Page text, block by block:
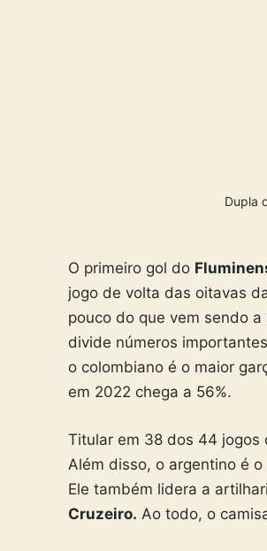
Dupla
O primeiro gol do
jogo de volta das oitavas
pouco do que vem sendo
divide números
o colombiano é o maior
em 2022 chega a 56%.
Titular em 38 dos 44 jogos
Além disso, o argentino é
Ele também lidera a
Cruzeiro. Ao todo, o